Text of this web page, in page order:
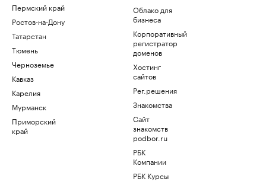
Пермский край
Ростов-на-Дону
Татарстан
Тюмень
Черноземье
Кавказ
Карелия
Мурманск
Приморский
край
Облако для
бизнеса
Корпоративный
регистратор
доменов
Хостинг
сайтов
Рег.решения
Знакомства
Сайт
знакомств
podbor.ru
РБК
Компании
РБК Курсы